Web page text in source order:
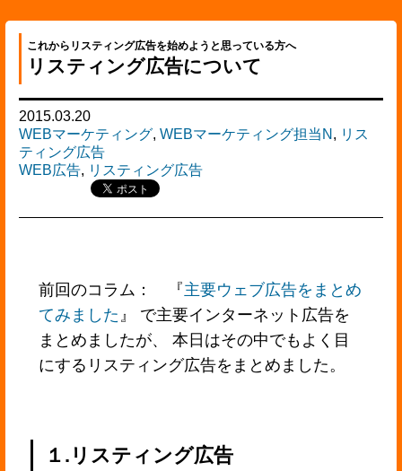
これからリスティング広告を始めようと思っている方へ
リスティング広告について
2015.03.20
WEBマーケティング, WEBマーケティング担当N , リス
ティング広告
WEB広告, リスティング広告
前回のコラム： 『主要ウェブ広告をまとめ
てみました 』 で主要インターネット広告を
まとめましたが、 本日はその中でもよく目
にするリスティング広告をまとめました。
１.リスティング広告